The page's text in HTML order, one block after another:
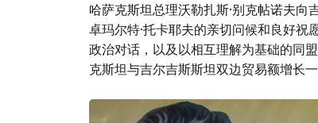
哈萨克斯坦总理沃勒扎斯·别克帖诺夫向
卓玛尔特·托卡耶夫的亲切问候和良好
政治对话，以及以相互理解为基础的同
克斯坦与吉尔吉斯斯坦双边贸易额增长